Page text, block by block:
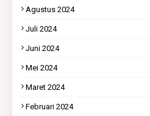
Agustus 2024
Juli 2024
Juni 2024
Mei 2024
Maret 2024
Februari 2024